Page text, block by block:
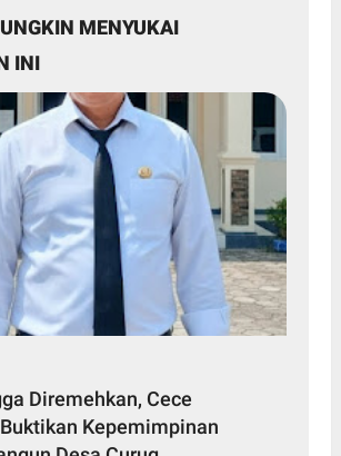
MENYUKAI
INI
Diremehkan, Cece
Kepemimpinan